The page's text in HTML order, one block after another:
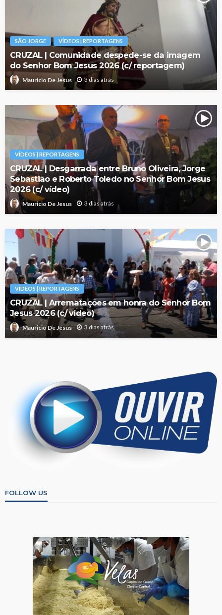
SÃO JORGE VÍDEOS | REPORTAGENS
CRUZAL | Comunidade despede-se da imagem
do Senhor Bom Jesus 2026 (c/ reportagem)
Mauricio De Jesus 3 dias atrás
VÍDEOS | REPORTAGENS
CRUZAL | Desgarrada entre Bruno Oliveira, Jorge
Sebastião e Roberto Toledo no Senhor Bom Jesus
2026 (c/ vídeo)
Mauricio De Jesus 3 dias atrás
VÍDEOS | REPORTAGENS
CRUZAL | Arrematações em honra do Senhor Bom
Jesus 2026 (c/ vídeo)
Mauricio De Jesus 3 dias atrás
FOLLOW US